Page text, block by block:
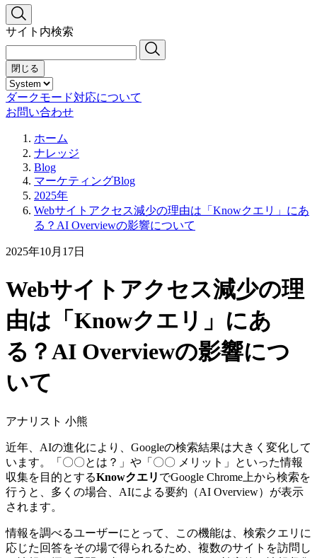
サイト内検索
閉じる
ダークモード対応について
お問い合わせ
ホーム
ナレッジ
Blog
マーケティングBlog
2025年
Webサイトアクセス減少の理由は「Knowクエリ」にあ
る？AI Overviewの影響について
2025年10月17日
Webサイトアクセス減少の理
由は「Knowクエリ」にあ
る？AI Overviewの影響につ
いて
アナリスト 小熊
近年、AIの進化により、Googleの検索結果は大きく変化して
います。「〇〇とは？」や「〇〇 メリット」といった情報
収集を目的とするKnowクエリ でGoogle Chrome上から検索を
行うと、多くの場合、AIによる要約（AI Overview）が表示
されます。
情報を調べるユーザーにとって、この機能は、検索クエリに
応じた回答をその場で得られるため、複数のサイトを訪問し